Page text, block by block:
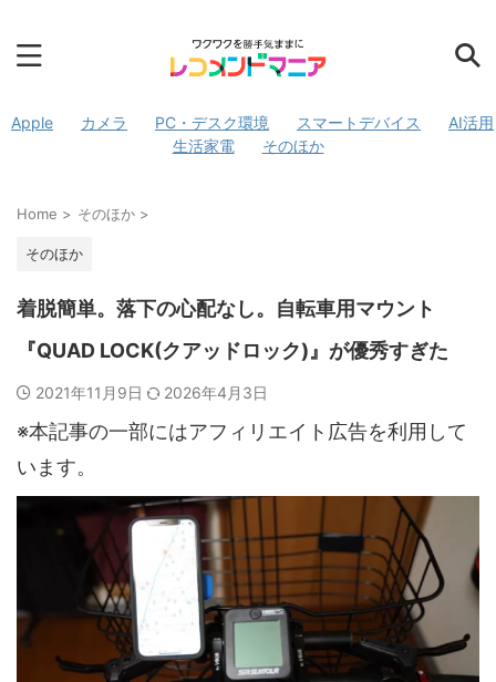
Apple カメラ PC・デスク環境 スマートデバイス
AI活用
生活家電
そのほか
Home > そのほか >
そのほか
着脱簡単。落下の心配なし。自転車用マウント
『QUAD LOCK(クアッドロック)』が優秀すぎた
2021年11月9日 2026年4月3日
※本記事の一部にはアフィリエイト広告を利用して
います。